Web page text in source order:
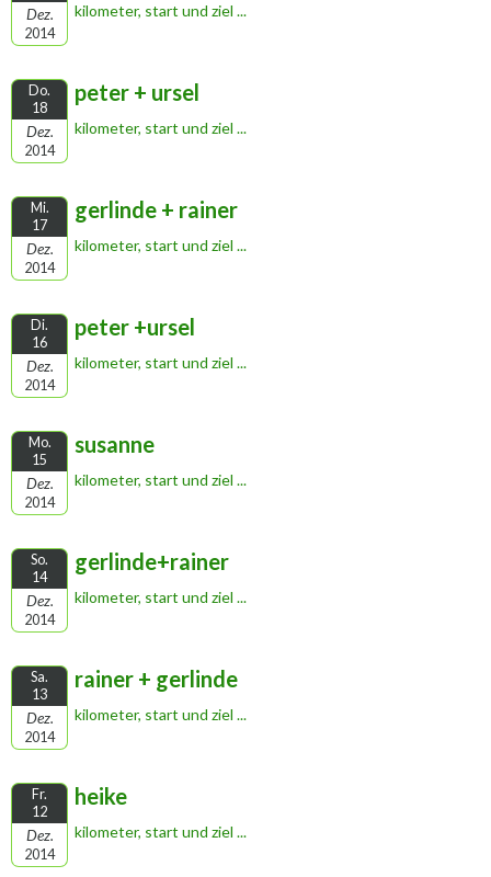
Dez.
2014
kilometer, start und ziel ...
Do.
18
Dez.
2014
peter + ursel
kilometer, start und ziel ...
Mi.
17
Dez.
2014
gerlinde + rainer
kilometer, start und ziel ...
Di.
16
Dez.
2014
peter +ursel
kilometer, start und ziel ...
Mo.
15
Dez.
2014
susanne
kilometer, start und ziel ...
So.
14
Dez.
2014
gerlinde+rainer
kilometer, start und ziel ...
Sa.
13
Dez.
2014
rainer + gerlinde
kilometer, start und ziel ...
Fr.
12
Dez.
2014
heike
kilometer, start und ziel ...